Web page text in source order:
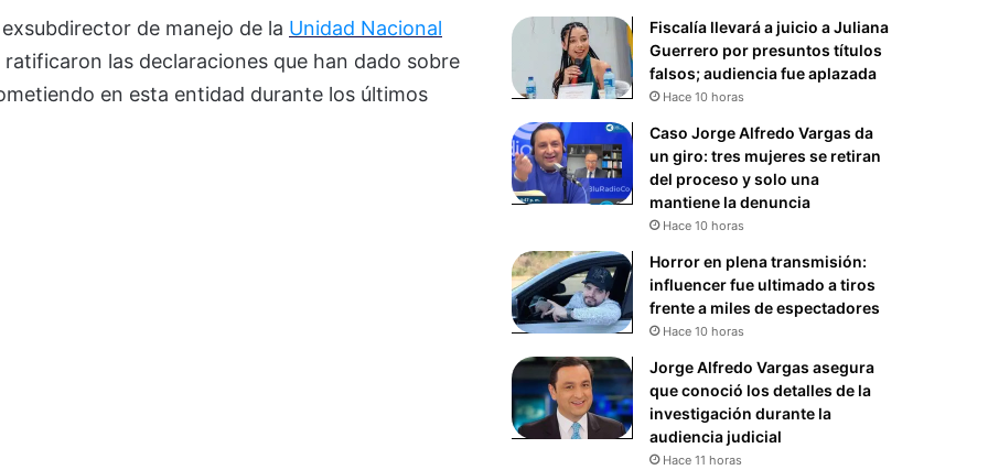
de manejo de la Unidad Nacional
las declaraciones que han dado sobre
en esta entidad durante los últimos
Fiscalía llevará a juicio a Juliana
Guerrero por presuntos títulos
falsos; audiencia fue aplazada
Hace 10 horas
Caso Jorge Alfredo Vargas da
un giro: tres mujeres se retiran
del proceso y solo una
mantiene la denuncia
Hace 10 horas
Horror en plena transmisión:
influencer fue ultimado a tiros
frente a miles de espectadores
Hace 10 horas
Jorge Alfredo Vargas asegura
que conoció los detalles de la
investigación durante la
audiencia judicial
Hace 11 horas